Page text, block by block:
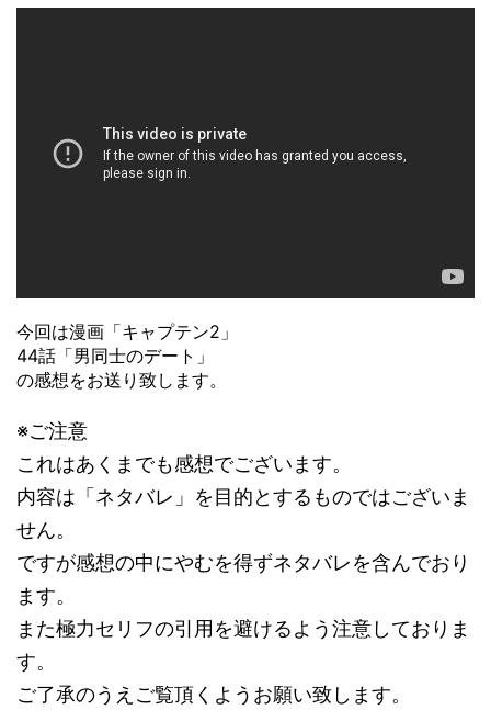
今回は漫画「キャプテン2」
44話「男同士のデート」
の感想をお送り致します。
※ご注意
これはあくまでも感想でございます。
内容は「ネタバレ」を目的とするものではございま
せん。
ですが感想の中にやむを得ずネタバレを含んでおり
ます。
また極力セリフの引用を避けるよう注意しておりま
す。
ご了承のうえご覧頂くようお願い致します。